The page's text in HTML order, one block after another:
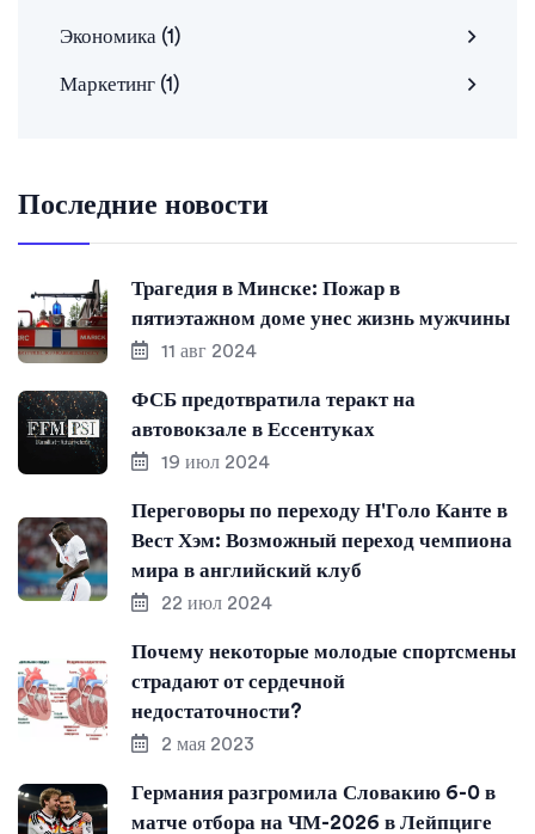
Экономика (1)
Маркетинг (1)
Последние новости
Трагедия в Минске: Пожар в
пятиэтажном доме унес жизнь мужчины
11 авг 2024
ФСБ предотвратила теракт на
автовокзале в Ессентуках
19 июл 2024
Переговоры по переходу Н'Голо Канте в
Вест Хэм: Возможный переход чемпиона
мира в английский клуб
22 июл 2024
Почему некоторые молодые спортсмены
страдают от сердечной
недостаточности?
2 мая 2023
Германия разгромила Словакию 6-0 в
матче отбора на ЧМ-2026 в Лейпциге